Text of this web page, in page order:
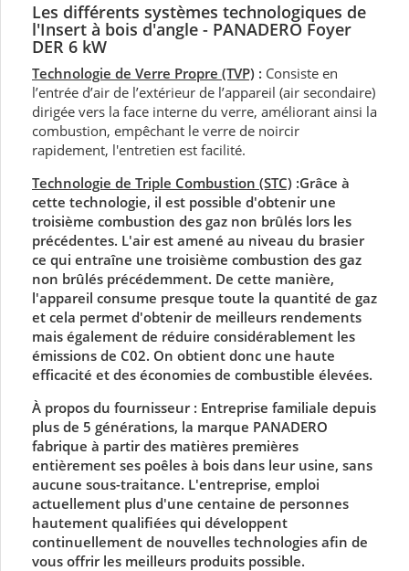
Les différents systèmes technologiques de
l'Insert à bois d'angle - PANADERO Foyer
DER 6 kW
Technologie de Verre Propre (TVP) : Consiste en
l’entrée d’air de l’extérieur de l’appareil (air secondaire)
dirigée vers la face interne du verre, améliorant ainsi la
combustion, empêchant le verre de noircir
rapidement, l'entretien est facilité.
Technologie de Triple Combustion (STC) :Grâce à
cette technologie, il est possible d'obtenir une
troisième combustion des gaz non brûlés lors les
précédentes. L'air est amené au niveau du brasier
ce qui entraîne une troisième combustion des gaz
non brûlés précédemment. De cette manière,
l'appareil consume presque toute la quantité de gaz
et cela permet d'obtenir de meilleurs rendements
mais également de réduire considérablement les
émissions de C02. On obtient donc une haute
efficacité et des économies de combustible élevées.
À propos du fournisseur : Entreprise familiale depuis
plus de 5 générations, la marque PANADERO
fabrique à partir des matières premières
entièrement ses poêles à bois dans leur usine, sans
aucune sous-traitance. L'entreprise, emploi
actuellement plus d'une centaine de personnes
hautement qualifiées qui développent
continuellement de nouvelles technologies afin de
vous offrir les meilleurs produits possible.